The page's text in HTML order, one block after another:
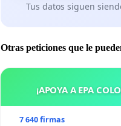
Tus datos siguen
Otras peticiones que le
¡APOYA A EPA
7 640 firmas